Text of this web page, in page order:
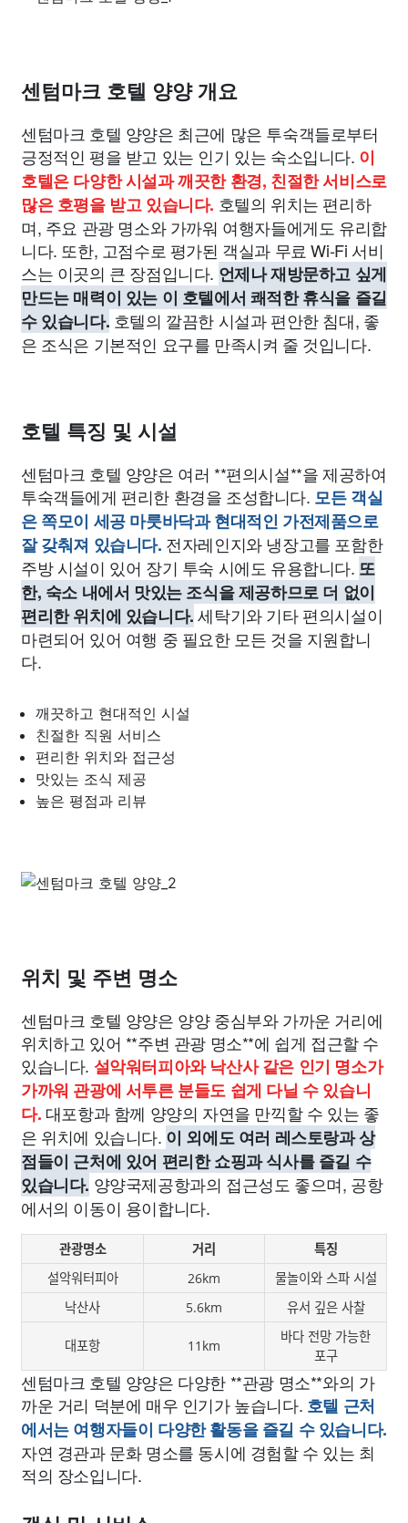
센텀마크 호텔 양양 개요
센텀마크 호텔 양양은 최근에 많은 투숙객들로부터
긍정적인 평을 받고 있는 인기 있는 숙소입니다. 이
호텔은 다양한 시설과 깨끗한 환경, 친절한 서비스로
많은 호평을 받고 있습니다. 호텔의 위치는 편리하
며, 주요 관광 명소와 가까워 여행자들에게도 유리합
니다. 또한, 고점수로 평가된 객실과 무료 Wi-Fi 서비
스는 이곳의 큰 장점입니다. 언제나 재방문하고 싶게
만드는 매력이 있는 이 호텔에서 쾌적한 휴식을 즐길
수 있습니다. 호텔의 깔끔한 시설과 편안한 침대, 좋
은 조식은 기본적인 요구를 만족시켜 줄 것입니다.
호텔 특징 및 시설
센텀마크 호텔 양양은 여러 **편의시설**을 제공하여
투숙객들에게 편리한 환경을 조성합니다. 모든 객실
은 쪽모이 세공 마룻바닥과 현대적인 가전제품으로
잘 갖춰져 있습니다. 전자레인지와 냉장고를 포함한
주방 시설이 있어 장기 투숙 시에도 유용합니다. 또
한, 숙소 내에서 맛있는 조식을 제공하므로 더 없이
편리한 위치에 있습니다.세탁기와 기타 편의시설이
마련되어 있어 여행 중 필요한 모든 것을 지원합니
다.
깨끗하고 현대적인 시설
친절한 직원 서비스
편리한 위치와 접근성
맛있는 조식 제공
높은 평점과 리뷰
위치 및 주변 명소
센텀마크 호텔 양양은 양양 중심부와 가까운 거리에
위치하고 있어 **주변 관광 명소**에 쉽게 접근할 수
있습니다. 설악워터피아와 낙산사 같은 인기 명소가
가까워 관광에 서투른 분들도 쉽게 다닐 수 있습니
다. 대포항과 함께 양양의 자연을 만끽할 수 있는 좋
은 위치에 있습니다. 이 외에도 여러 레스토랑과 상
점들이 근처에 있어 편리한 쇼핑과 식사를 즐길 수
있습니다. 양양국제공항과의 접근성도 좋으며, 공항
에서의 이동이 용이합니다.
관광명소 거리
특징
설악워터피아
26km
물놀이와 스파 시설
낙산사
5.6km 유서 깊은 사찰
대포항 11km
바다 전망 가능한
포구
센텀마크 호텔 양양은 다양한 **관광 명소**와의 가
까운 거리 덕분에 매우 인기가 높습니다. 호텔 근처
에서는 여행자들이 다양한 활동을 즐길 수 있습니다.
자연 경관과 문화 명소를 동시에 경험할 수 있는 최
적의 장소입니다.